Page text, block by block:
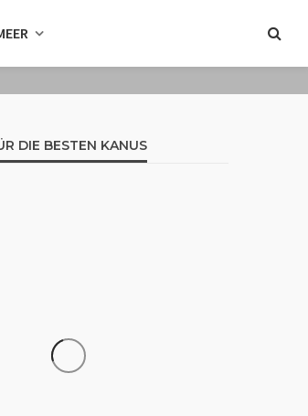
DIE BESTEN KANUS